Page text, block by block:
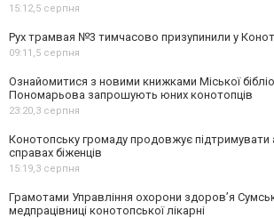
15:12,5 серпня
Рух трамвая №3 тимчасово призупинили у
09:11,5 серпня
Ознайомитися з новими книжками Міської
Пономарьова запрошують юних конотопців
23:20,3 серпня
Конотопську громаду продовжує підтримувати
справах біженців
15:19,3 серпня
Грамотами Управління охорони здоров’я
медпрацівниці конотопської лікарні